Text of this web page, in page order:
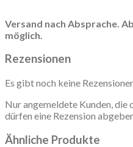
Versand nach Absprache.
möglich.
Rezensionen
Es gibt noch keine
Nur angemeldete Kunden,
dürfen eine Rezension
Ähnliche Produkte